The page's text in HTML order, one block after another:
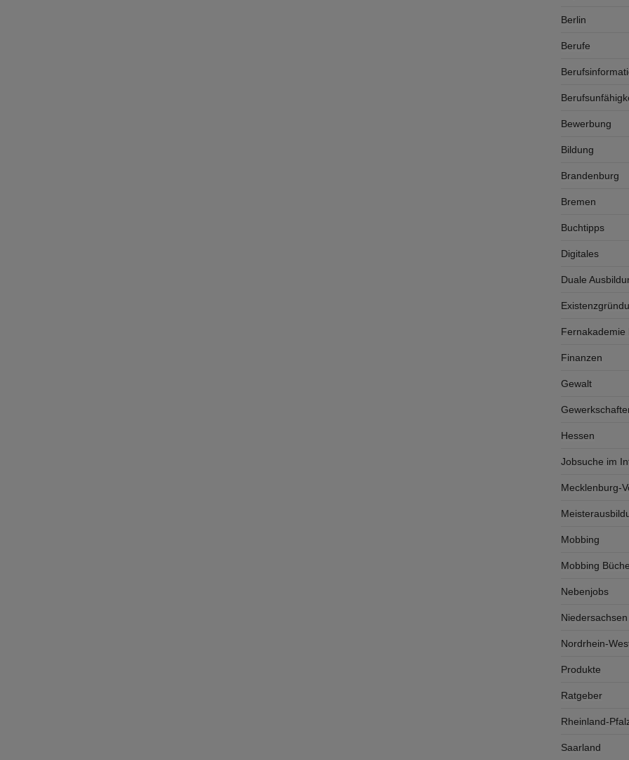
Berlin
Berufe
Bewerbung
Bildung
Brandenburg
Bremen
Buchtipps
Digitales
Duale
Fernakademie
Finanzen
Gewalt
Hessen
Jobsuche im
Mecklenburg-
Mobbing
Mobbing
Nebenjobs
Niedersachsen
Nordrhein-
Produkte
Ratgeber
Rheinland-
Saarland